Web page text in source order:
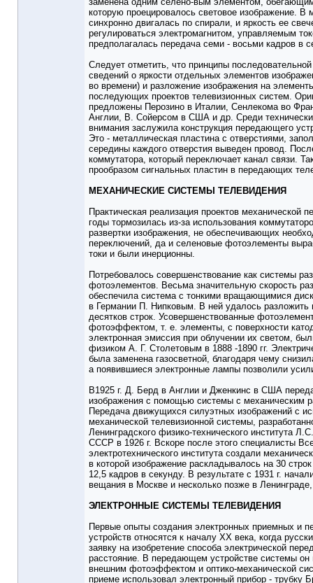
которую проецировалось световое изображение. В
синхронно двигалась по спирали, и яркость ее
регулироваться электромагнитом, управляемым
предполагалась передача семи - восьми кадров в
Следует отметить, что принципы
сведений о яркости отдельных элементов
во времени) и разложение изображения на
последующих проектов телевизионных систем.
предложены Перозино в Италии, Сенлекома во
Англии, В. Сойерсом в США и др. Среди
внимания заслужила конструкция передающего
Это - металлическая пластина с отверстиями,
середины каждого отверстия выведен провод.
коммутатора, который переключает канал связи.
прообразом сигнальных пластин в передающих
МЕХАНИЧЕСКИЕ СИСТЕМЫ ТЕЛЕВИДЕНИЯ
Практическая реализация проектов механической
годы тормозилась из-за использования
развертки изображения, не обеспечивающих
переключений, да и селеновые фотоэлементы
токи и были инерционны.
Потребовалось совершенствование как системы
фотоэлементов. Весьма значительную скорость
обеспечила система с тонкими вращающимися
в Германии П. Нипковым. В ней удалось разложить
десятков строк. Усовершенствованные
фотоэффектом, т. е. элементы, с поверхности
электронная эмиссия при облучении их светом,
физиком А. Г. Столетовым в 1888 -1890 гг.
была заменена газосветной, благодаря чему
а появившиеся электронные лампы позволили
В1925 г. Д. Берд в Англии и Дженкинс в США
изображения с помощью системы с механическим
Передача движущихся силуэтных изображений с
механической телевизионной системы,
Ленинградского физико-технического института
СССР в 1926 г. Вскоре после этого специалисты
электротехнического института создали
в которой изображение раскладывалось на 30
12,5 кадров в секунду. В результате с 1931 г.
вещания в Москве и несколько позже в
ЭЛЕКТРОННЫЕ СИСТЕМЫ ТЕЛЕВИДЕНИЯ
Первые опыты создания электронных приемных и
устройств относятся к началу XX века, когда
заявку на изобретение способа электрической
расстояние. В передающем устройстве системы
внешним фотоэффектом и оптико-механической
приеме использовал электронный прибор - трубку